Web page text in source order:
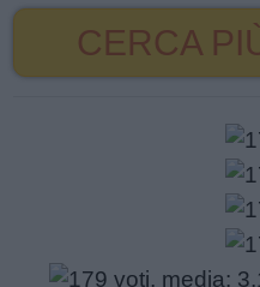
CERCA